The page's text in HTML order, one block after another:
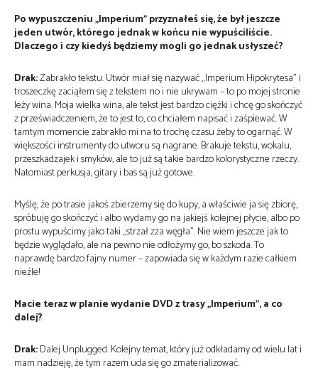
Po wypuszczeniu „Imperium” przyznałeś się, że był jeszcze
jeden utwór, którego jednak w końcu nie wypuściliście.
Dlaczego i czy kiedyś będziemy mogli go jednak usłyszeć?
Drak:Zabrakło tekstu. Utwór miał się nazywać „Imperium Hipokrytesa” i
troszeczkę zaciąłem się z tekstem no i nie ukrywam – to po mojej stronie
leży wina. Moja wielka wina, ale tekst jest bardzo ciężki i chcę go skończyć
z przeświadczeniem, że to jest to, co chciałem napisać i zaśpiewać. W
tamtym momencie zabrakło mi na to trochę czasu żeby to ogarnąć. W
większości instrumenty do utworu są nagrane. Brakuje tekstu, wokalu,
przeszkadzajek i smyków, ale to już są takie bardzo kolorystyczne rzeczy.
Natomiast perkusja, gitary i bas są już gotowe.
Myślę, że po trasie jakoś zbierzemy się do kupy, a właściwie ja się zbiorę,
spróbuję go skończyć i albo wydamy go na jakiejś kolejnej płycie, albo po
prostu wypuścimy jako taki „strzał zza węgła”. Nie wiem jeszcze jak to
będzie wyglądało, ale na pewno nie odłożymy go, bo szkoda. To
naprawdę bardzo fajny numer – zapowiada się w każdym razie całkiem
nieźle!
Macie teraz w planie wydanie DVD z trasy „Imperium”, a co
dalej?
Drak:Dalej Unplugged. Kolejny temat, który już odkładamy od wielu lat i
mam nadzieję, że tym razem uda się go zmaterializować.